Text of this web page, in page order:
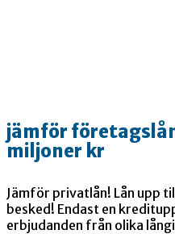
jämför
miljoner kr
Jämför privatlån! Lån upp
besked! Endast en
erbjudanden från olika